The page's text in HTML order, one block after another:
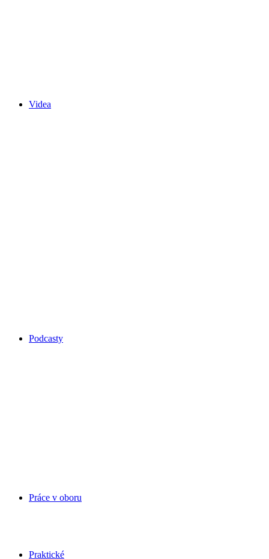
Videa
Podcasty
Práce v oboru
Praktické